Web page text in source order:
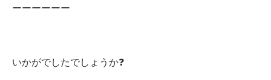
ーーーーーー
いかがでしたでしょうか❓